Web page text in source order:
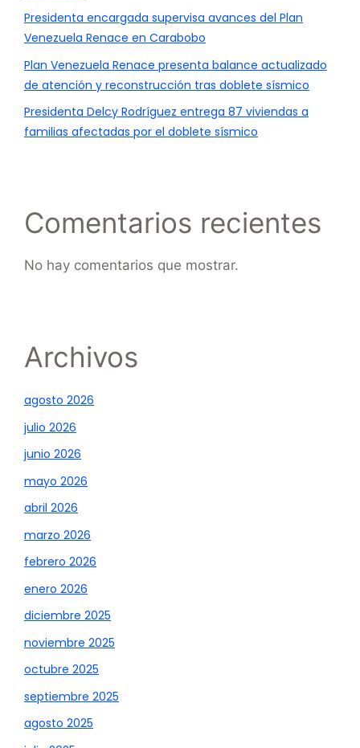
Presidenta encargada supervisa avances del Plan
Venezuela Renace en Carabobo
Plan Venezuela Renace presenta balance actualizado
de atención y reconstrucción tras doblete sísmico
Presidenta Delcy Rodríguez entrega 87 viviendas a
familias afectadas por el doblete sísmico
Comentarios recientes
No hay comentarios que mostrar.
Archivos
agosto 2026
julio 2026
junio 2026
mayo 2026
abril 2026
marzo 2026
febrero 2026
enero 2026
diciembre 2025
noviembre 2025
octubre 2025
septiembre 2025
agosto 2025